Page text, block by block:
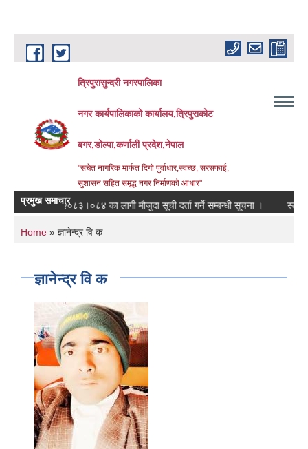
Skip to main content
त्रिपुरासुन्दरी नगरपालिका
नगर कार्यपालिकाको कार्यालय,त्रिपुराकोट
बगर,डोल्पा,कर्णाली प्रदेश,नेपाल
"सचेत नागरिक मार्फत दिगो पुर्वाधार,स्वच्छ, सरसफाई,
सुशासन सहित समृद्ध नगर निर्माणको आधार"
प्रमुख समाचार
आ.ब. २०८३।०८४ का लागी मौजुदा सूची दर्ता गर्ने सम्बन्धी सूचना । स्तरवृद्धि
You are here
Home » ज्ञानेन्द्र वि क
ज्ञानेन्द्र वि क